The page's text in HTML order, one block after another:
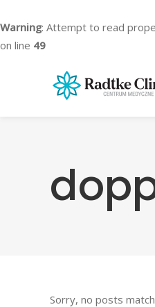
Warning: Attempt to read
on line 49
Sorry, no posts